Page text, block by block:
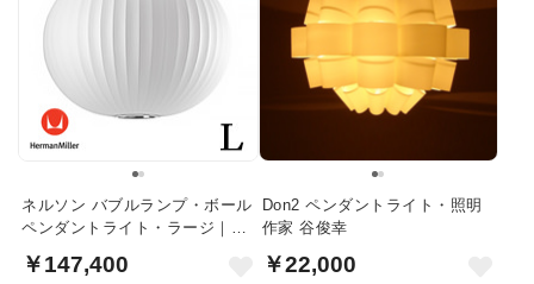
ネルソン バブルランプ・ボール
ペンダントライト・ラージ｜ハ
￥147,400
Don2 ペンダントライト・照明
作家 谷俊幸
￥22,000